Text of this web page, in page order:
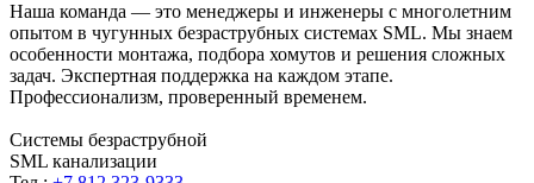
Наша команда — это менеджеры и инженеры с многолетним
опытом в чугунных безраструбных системах SML. Мы знаем
особенности монтажа, подбора хомутов и решения сложных
задач. Экспертная поддержка на каждом этапе.
Профессионализм, проверенный временем.
Системы безраструбной
SML канализации